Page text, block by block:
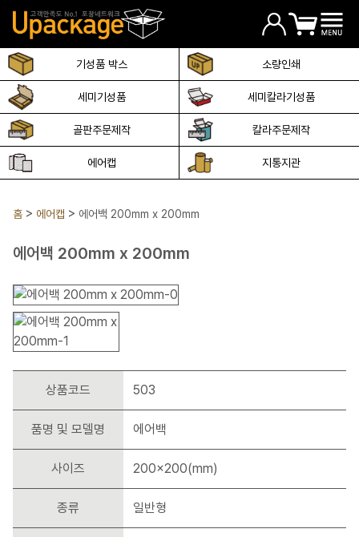
기성품 박스 소량인쇄
세미기성품 세미칼라기성품
골판주문제작 칼라주문제작
에어캡 지통지관
홈 에어캡 에어백 200mm x 200mm
에어백 200mm x 200mm
상품코드 503
품명 및 모델명 에어백
사이즈 200x200(mm)
종류 일반형